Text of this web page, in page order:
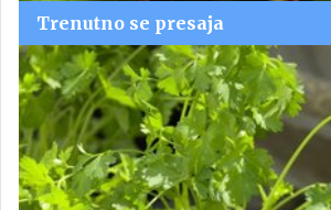
Trenutno se presaja